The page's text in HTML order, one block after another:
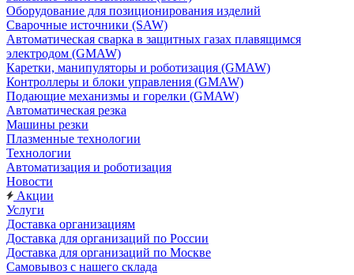
Оборудование для позиционирования изделий
Сварочные источники (SAW)
Автоматическая сварка в защитных газах плавящимся
электродом (GMAW)
Каретки, манипуляторы и роботизация (GMAW)
Контроллеры и блоки управления (GMAW)
Подающие механизмы и горелки (GMAW)
Автоматическая резка
Машины резки
Плазменные технологии
Технологии
Автоматизация и роботизация
Новости
Акции
Услуги
Доставка организациям
Доставка для организаций по России
Доставка для организаций по Москве
Самовывоз с нашего склада